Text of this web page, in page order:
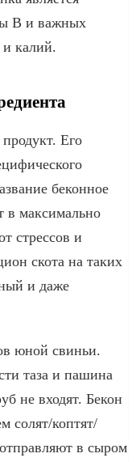
В и важных
калий.
Его
беконное
в максимально
стрессов и
скота на таких
и даже
юной свиньи.
таза и пашина
не входят. Бекон
солят/коптят/
в сыром